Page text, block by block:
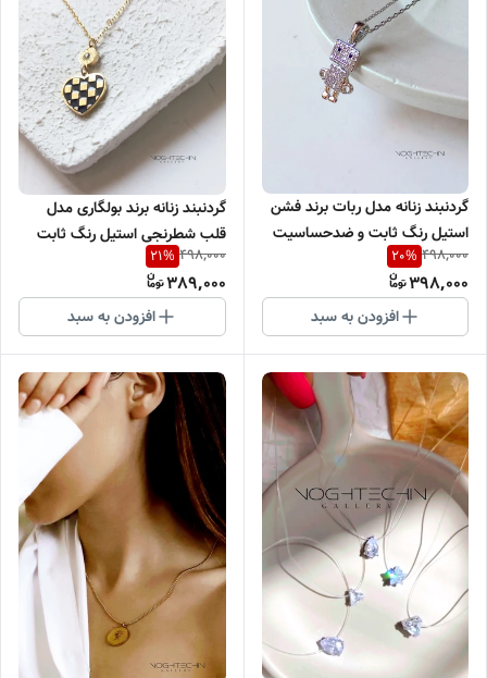
گردنبند زنانه مدل ربات برند فشن
استیل رنگ ثابت و ضدحساسیت
498,000
20%
398,000
افزودن به سبد
گردنبند زنانه برند بولگاری مدل
قلب شطرنجی استیل رنگ ثابت
498,000
21%
389,000
افزودن به سبد